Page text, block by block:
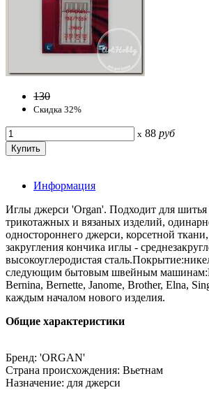
130
Скидка 32%
x 88 руб
Информация
Иглы джерси 'Organ'. Подходит для шитья
трикотажных и вязаных изделий,
одностороннего джерси, корсетной
закругления кончика иглы -
высокоуглеродистая
следующим бытовым швейным
Bernina, Bernette, Janome, Brother, Elna,
каждым началом нового изделия.
Общие характеристики
Бренд: 'ORGAN'
Страна происхождения: Вьетнам
Назначение: для джерси